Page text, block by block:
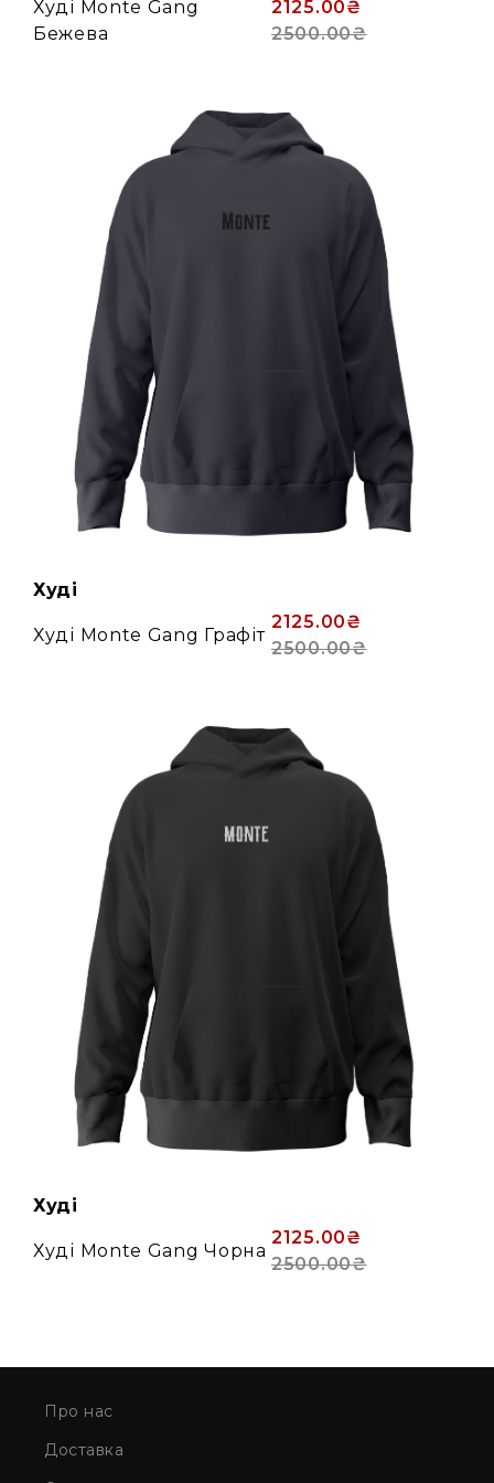
Худі Monte Gang
Бежева
2125.00₴
2500.00₴
Худі
Худі Monte Gang Графіт
2125.00₴
2500.00₴
Худі
Худі Monte Gang Чорна
2125.00₴
2500.00₴
Про нас
Доставка